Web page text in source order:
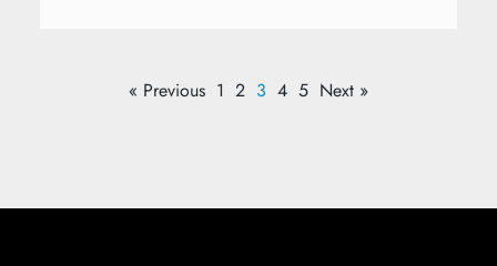
« Previous 1 2 3 4 5 Next »